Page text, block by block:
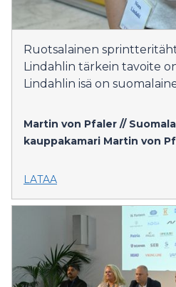
Ruotsalainen
Lindahlin tärkein tavoite
Lindahlin isä on
Martin von Pfaler //
kauppakamari Martin von
LATAA